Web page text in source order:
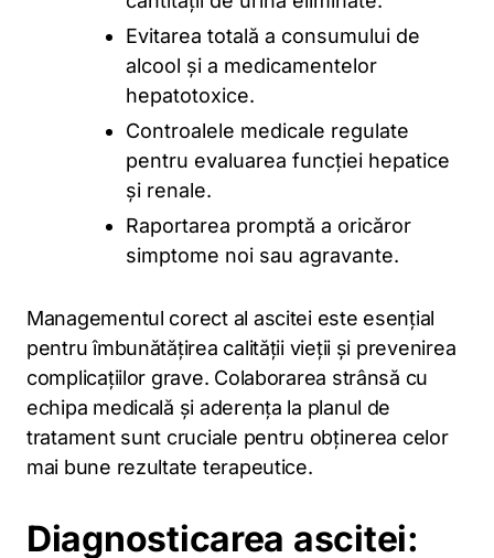
Evitarea totală a consumului de
alcool și a medicamentelor
hepatotoxice.
Controalele medicale regulate
pentru evaluarea funcției hepatice
și renale.
Raportarea promptă a oricăror
simptome noi sau agravante.
Managementul corect al ascitei este esențial
pentru îmbunătățirea calității vieții și prevenirea
complicațiilor grave. Colaborarea strânsă cu
echipa medicală și aderența la planul de
tratament sunt cruciale pentru obținerea celor
mai bune rezultate terapeutice.
Diagnosticarea ascitei: